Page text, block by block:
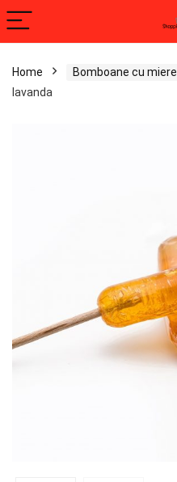
Home Bomboane cu miere
lavanda